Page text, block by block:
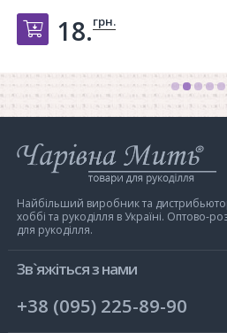
Добавить в корзину
18.грн.
Інтернет-
магазин
Мить
Найбільший виробник та дистрибьютор
хоббі та рукоділля в Україні. Оптово-
для рукоділля.
Зв`яжіться з нами
+38 (095) 225-89-90